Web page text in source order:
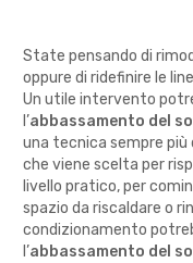
State pensando di
oppure di ridefinire le
Un utile intervento
l’abbassamento del
una tecnica sempre
che viene scelta per
livello pratico, per
spazio da riscaldare o
condizionamento
l’abbassamento del